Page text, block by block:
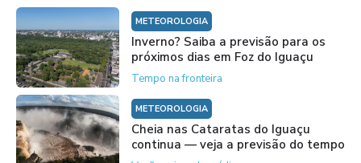
METEOROLOGIA
Inverno? Saiba a previsão para os
próximos dias em Foz do Iguaçu
Tempo na fronteira
METEOROLOGIA
Cheia nas Cataratas do Iguaçu
continua — veja a previsão do tempo